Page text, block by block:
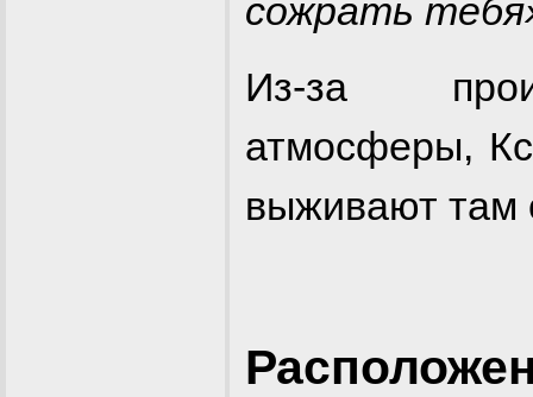
сожрать
Из-за
атмосферы,
выживают там